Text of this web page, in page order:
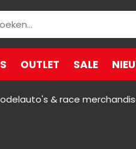
OUTLET SALE
& race